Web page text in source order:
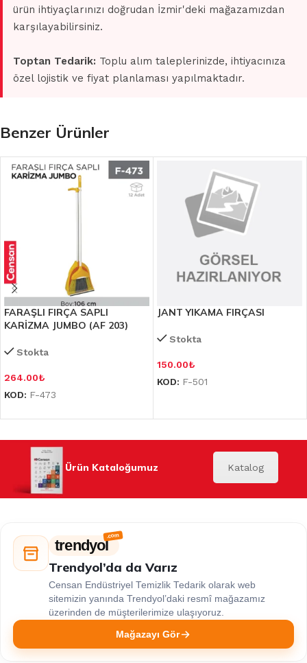
ürün ihtiyaçlarınızı doğrudan İzmir'deki mağazamızdan
karşılayabilirsiniz.
Toptan Tedarik: Toplu alım taleplerinizde, ihtiyacınıza
özel lojistik ve fiyat planlaması yapılmaktadır.
Benzer Ürünler
FARAŞLI FIRÇA SAPLI
KARİZMA JUMBO (AF 203)
Stokta
264.00₺
KOD: F-473
JANT YIKAMA FIRÇASI
Stokta
150.00₺
KOD: F-501
Ürün Kataloğumuz Katalog
trendyol
Trendyol’da da Varız
Censan Endüstriyel Temizlik Tedarik olarak web
sitemizin yanında Trendyol’daki resmî mağazamız
üzerinden de müşterilerimize ulaşıyoruz.
Mağazayı Gör